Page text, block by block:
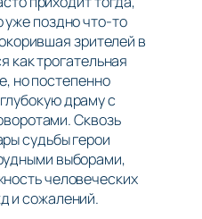
уже поздно что-то
зрителей в
как трогательная
но постепенно
драму с
Сквозь
судьбы герои
выборами,
человеческих
и сожалений.